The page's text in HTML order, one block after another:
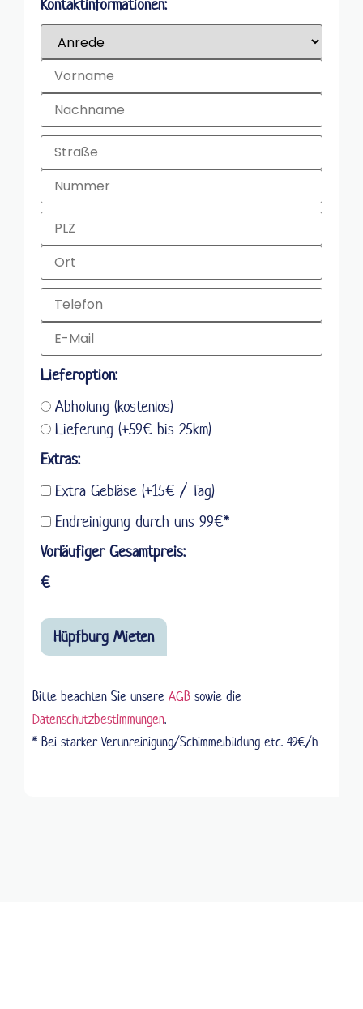
Kontaktinformationen:
Lieferoption:
Abholung (kostenlos)
Lieferung (+59€ bis 25km)
Extras:
Extra Gebläse (+15€ / Tag)
Endreinigung durch uns 99€*
Vorläufiger Gesamtpreis:
€
Hüpfburg Mieten
Bitte beachten Sie unsere AGB sowie die
Datenschutzbestimmungen.
* Bei starker Verunreinigung/Schimmelbildung etc. 49€/h